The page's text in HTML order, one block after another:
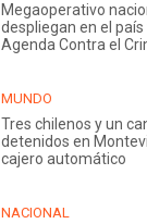
Megaoperativo
despliegan en el
Agenda Contra el
MUNDO
Tres chilenos y un
detenidos en
cajero automático
NACIONAL